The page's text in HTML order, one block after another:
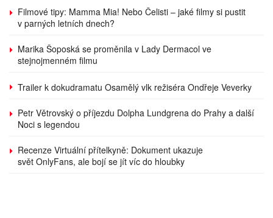
Filmové tipy: Mamma Mia! Nebo Čelisti – jaké filmy si pustit
v parných letních dnech?
Marika Šoposká se proměnila v Lady Dermacol ve
stejnojmenném filmu
Trailer k dokudramatu Osamělý vlk režiséra Ondřeje Veverky
Petr Větrovský o příjezdu Dolpha Lundgrena do Prahy a další
Noci s legendou
Recenze Virtuální přítelkyně: Dokument ukazuje
svět OnlyFans, ale bojí se jít víc do hloubky